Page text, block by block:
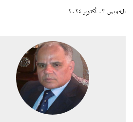
الخميس ٠٣ أكتوبر ٢٠٢٤